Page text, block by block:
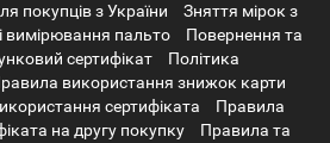
покупців з України
Зняття мірок з
вимірювання пальто
Повернення та
сертифікат
Політика
використання знижок карти
сертифіката
Правила
на другу покупку
Правила та